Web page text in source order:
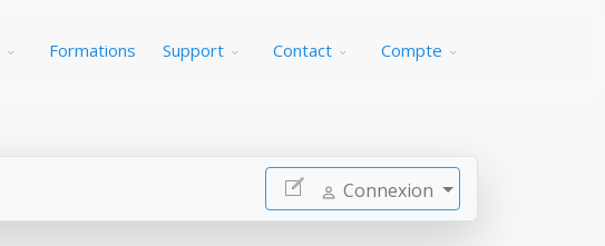
Formations Support Contact Compte
Connexion